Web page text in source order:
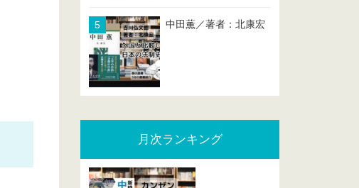
中田薫／著者：北康宏
月次ランキング